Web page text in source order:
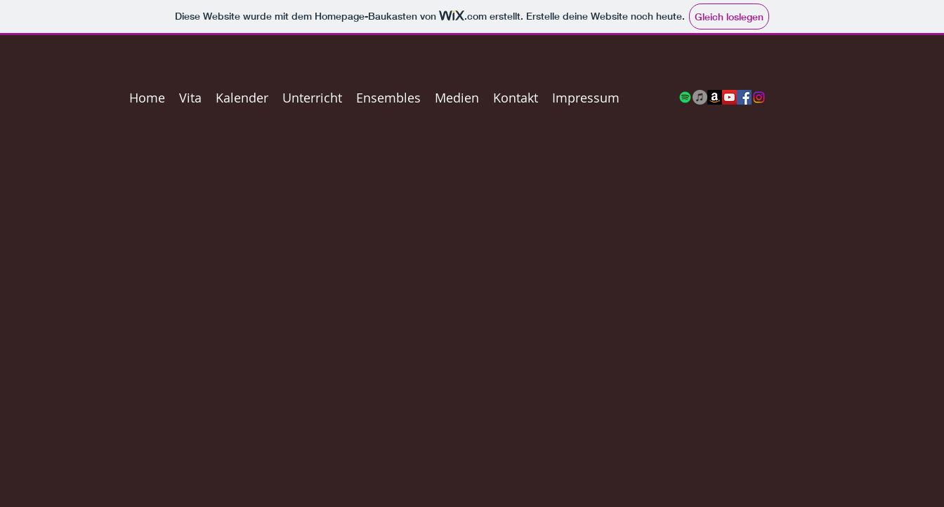
Diese Website wurde mit dem Homepage-Baukasten von .com erstellt. Erstelle deine Website noch heute. Gleich loslegen
Home Vita Kalender Unterricht Ensembles Medien Kontakt Impressum